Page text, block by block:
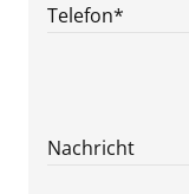
Telefon*
Nachricht